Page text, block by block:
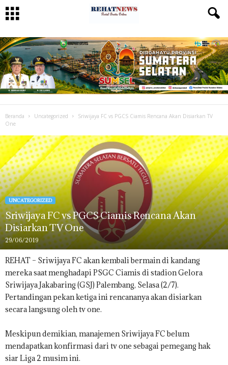
Beranda Uncategorized
Sriwijaya FC vs PGCS Ciamis Rencana Akan Disiarkan TV
One
UNCATEGORIZED
Sriwijaya FC vs PGCS Ciamis Rencana Akan
Disiarkan TV One
29/06/2019
REHAT – Sriwijaya FC akan kembali bermain di kandang
mereka saat menghadapi PSGC Ciamis di stadion Gelora
Sriwijaya Jakabaring (GSJ) Palembang, Selasa (2/7).
Pertandingan pekan ketiga ini rencananya akan disiarkan
secara langsung oleh tv one.
Meskipun demikian, manajemen Sriwijaya FC belum
mendapatkan konfirmasi dari tv one sebagai pemegang hak
siar Liga 2 musim ini.